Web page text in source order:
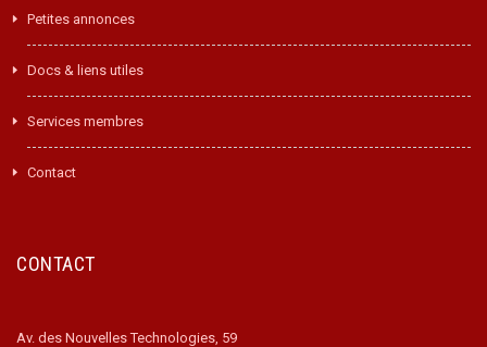
Petites annonces
Docs & liens utiles
Services membres
Contact
CONTACT
Av. des Nouvelles Technologies, 59